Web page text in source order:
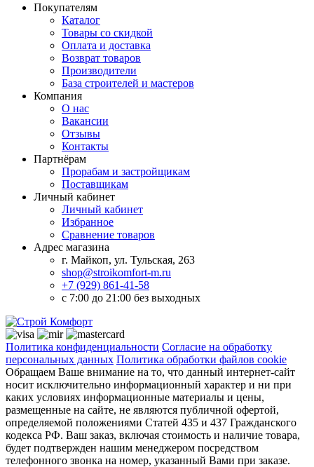
Покупателям
Каталог
Товары со скидкой
Оплата и доставка
Возврат товаров
Производители
База строителей и мастеров
Компания
О нас
Вакансии
Отзывы
Контакты
Партнёрам
Прорабам и застройщикам
Поставщикам
Личный кабинет
Личный кабинет
Избранное
Сравнение товаров
Адрес магазина
г. Майкоп, ул. Тульская, 263
shop@stroikomfort-m.ru
+7 (929) 861-41-58
с 7:00 до 21:00 без выходных
Политика конфиденциальности Согласие на обработку
персональных данных Политика обработки файлов cookie
Обращаем Ваше внимание на то, что данный интернет-сайт
носит исключительно информационный характер и ни при
каких условиях информационные материалы и цены,
размещенные на сайте, не являются публичной офертой,
определяемой положениями Статей 435 и 437 Гражданского
кодекса РФ. Ваш заказ, включая стоимость и наличие товара,
будет подтвержден нашим менеджером посредством
телефонного звонка на номер, указанный Вами при заказе.